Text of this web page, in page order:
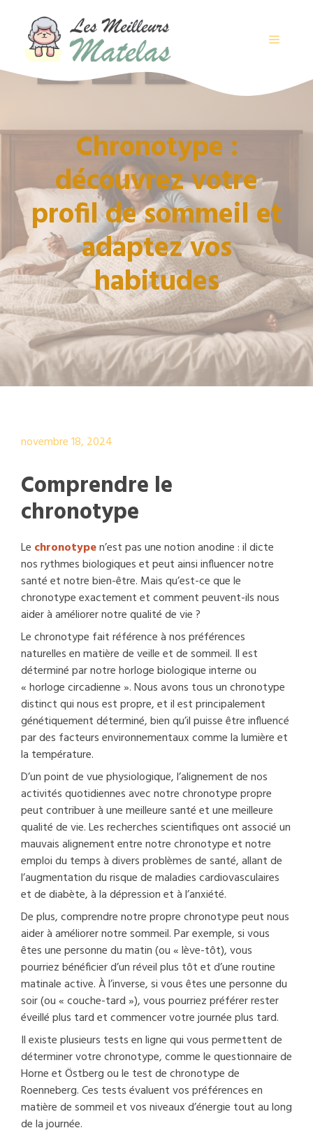
contenu
MENU
Chronotype :
découvrez votre
profil de sommeil et
adaptez vos
habitudes
novembre 18, 2024
Comprendre le
chronotype
Le chronotypen’est pas une notion anodine : il dicte
nos rythmes biologiques et peut ainsi influencer notre
santé et notre bien-être. Mais qu’est-ce que le
chronotype exactement et comment peuvent-ils nous
aider à améliorer notre qualité de vie ?
Le chronotype fait référence à nos préférences
naturelles en matière de veille et de sommeil. Il est
déterminé par notre horloge biologique interne ou
« horloge circadienne ». Nous avons tous un chronotype
distinct qui nous est propre, et il est principalement
génétiquement déterminé, bien qu’il puisse être influencé
par des facteurs environnementaux comme la lumière et
la température.
D’un point de vue physiologique, l’alignement de nos
activités quotidiennes avec notre chronotype propre
peut contribuer à une meilleure santé et une meilleure
qualité de vie. Les recherches scientifiques ont associé un
mauvais alignement entre notre chronotype et notre
emploi du temps à divers problèmes de santé, allant de
l’augmentation du risque de maladies cardiovasculaires
et de diabète, à la dépression et à l’anxiété.
De plus, comprendre notre propre chronotype peut nous
aider à améliorer notre sommeil. Par exemple, si vous
êtes une personne du matin (ou « lève-tôt), vous
pourriez bénéficier d’un réveil plus tôt et d’une routine
matinale active. À l’inverse, si vous êtes une personne du
soir (ou « couche-tard »), vous pourriez préférer rester
éveillé plus tard et commencer votre journée plus tard.
Il existe plusieurs tests en ligne qui vous permettent de
déterminer votre chronotype, comme le questionnaire de
Horne et Östberg ou le test de chronotype de
Roenneberg. Ces tests évaluent vos préférences en
matière de sommeil et vos niveaux d’énergie tout au long
de la journée.